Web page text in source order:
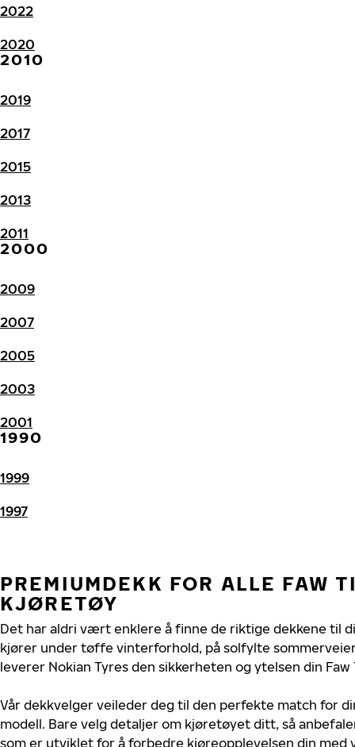
2022
2020
2010
2019
2017
2015
2013
2011
2000
2009
2007
2005
2003
2001
1990
1999
1997
PREMIUMDEKK FOR ALLE FAW
KJØRETØY
Det har aldri vært enklere å finne de riktige dekkene til
kjører under tøffe vinterforhold, på solfylte
leverer Nokian Tyres den sikkerheten og ytelsen din
Vår dekkvelger veileder deg til den perfekte match for
modell. Bare velg detaljer om kjøretøyet ditt, så
som er utviklet for å forbedre kjøreopplevelsen din med